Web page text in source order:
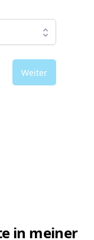
Weiter
in meiner